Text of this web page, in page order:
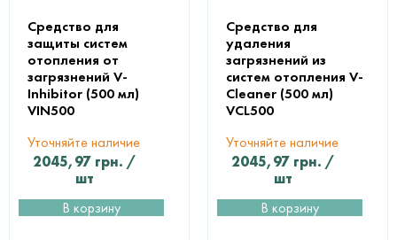
Средство для
защиты систем
отопления от
загрязнений V-
Inhibitor (500 мл)
VIN500
Уточняйте наличие
2045,97 грн. /
шт
В корзину
Средство для
удаления
загрязнений из
систем отопления V-
Cleaner (500 мл)
VCL500
Уточняйте наличие
2045,97 грн. /
шт
В корзину